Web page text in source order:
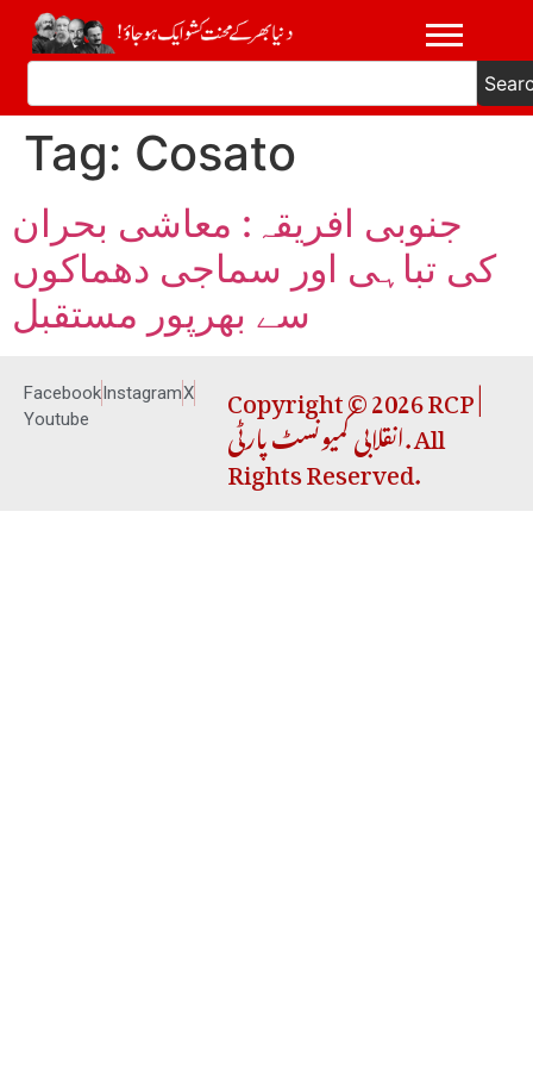
Tag: Cosato
جنوبی افریقہ: معاشی بحران
کی تباہی اور سماجی دھماکوں
سے بھرپور مستقبل
FacebookInstagramX
Youtube
Copyright © 2026 RCP |
انقلابی کمیونسٹ پارٹی. All
Rights Reserved.